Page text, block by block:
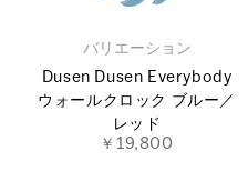
バリエーション
Dusen Dusen Everybody
ウォールクロック ブルー／
レッド
￥19,800